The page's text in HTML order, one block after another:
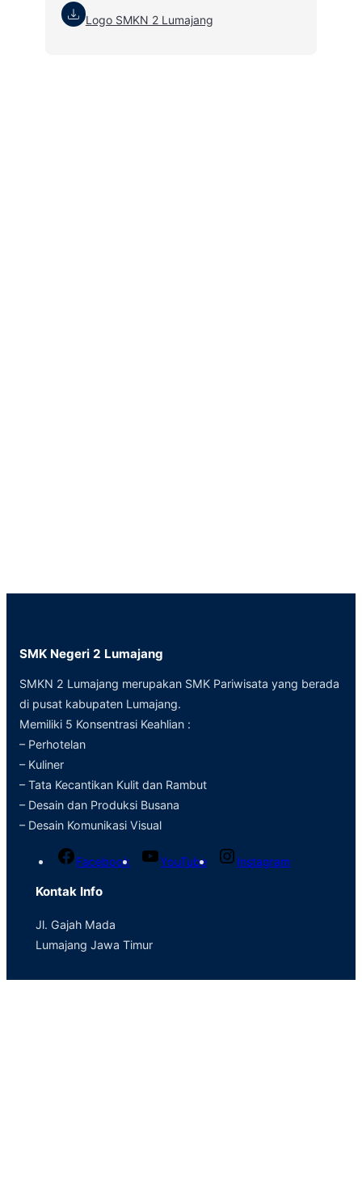
Logo SMKN 2 Lumajang
SMK Negeri 2 Lumajang
SMKN 2 Lumajang merupakan SMK Pariwisata yang berada
di pusat kabupaten Lumajang.
Memiliki 5 Konsentrasi Keahlian :
– Perhotelan
– Kuliner
– Tata Kecantikan Kulit dan Rambut
– Desain dan Produksi Busana
– Desain Komunikasi Visual
Facebook YouTube Instagram
Kontak Info
Jl. Gajah Mada
Lumajang Jawa Timur